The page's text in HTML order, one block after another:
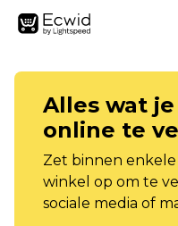
Alles wat
online te
Zet binnen
winkel op om te
sociale media of